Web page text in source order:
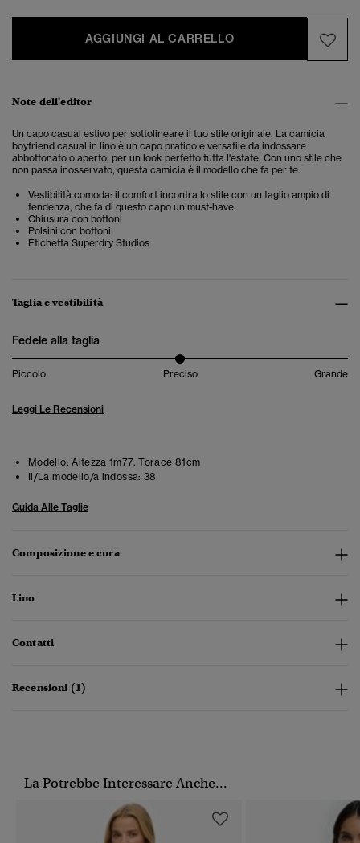
AGGIUNGI AL CARRELLO
Note dell'editor
Un capo casual estivo per sottolineare il tuo stile originale. La camicia
boyfriend casual in lino è un capo pratico e versatile da indossare
abbottonato o aperto, per un look perfetto tutta l'estate. Con uno stile che
non passa inosservato, questa camicia è il modello che fa per te.
Vestibilità comoda: il comfort incontra lo stile con un taglio ampio di
tendenza, che fa di questo capo un must-have
Chiusura con bottoni
Polsini con bottoni
Etichetta Superdry Studios
Taglia e vestibilità
Fedele alla taglia
Piccolo Preciso Grande
Leggi Le Recensioni
Modello: Altezza 1m77. Torace 81cm
Il/La modello/a indossa: 38
Guida Alle Taglie
Composizione e cura
Lino
Contatti
Recensioni (1)
La Potrebbe Interessare Anche...